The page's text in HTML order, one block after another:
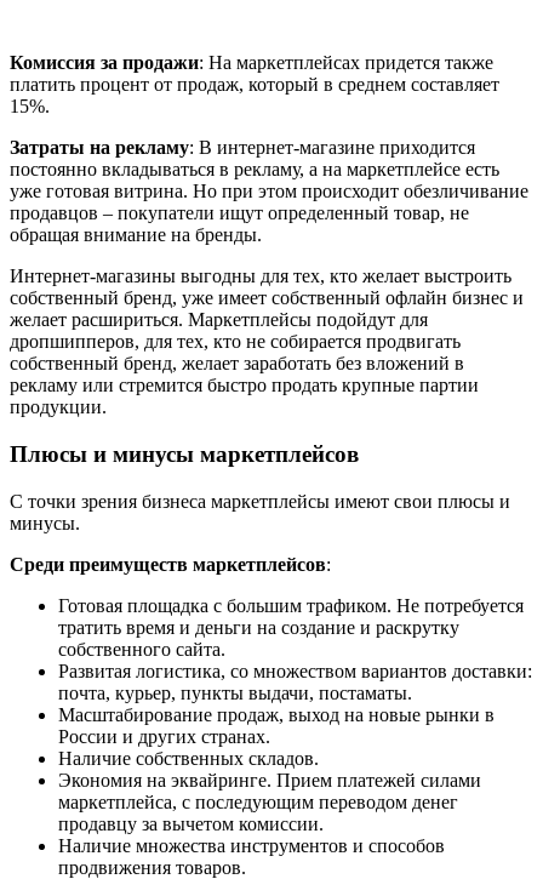
Комиссия за продажи: На маркетплейсах придется также
платить процент от продаж, который в среднем составляет
15%.
Затраты на рекламу: В интернет-магазине приходится
постоянно вкладываться в рекламу, а на маркетплейсе есть
уже готовая витрина. Но при этом происходит обезличивание
продавцов – покупатели ищут определенный товар, не
обращая внимание на бренды.
Интернет-магазины выгодны для тех, кто желает выстроить
собственный бренд, уже имеет собственный офлайн бизнес и
желает расшириться. Маркетплейсы подойдут для
дропшипперов, для тех, кто не собирается продвигать
собственный бренд, желает заработать без вложений в
рекламу или стремится быстро продать крупные партии
продукции.
Плюсы и минусы маркетплейсов
С точки зрения бизнеса маркетплейсы имеют свои плюсы и
минусы.
Среди преимуществ маркетплейсов:
Готовая площадка с большим трафиком. Не потребуется
тратить время и деньги на создание и раскрутку
собственного сайта.
Развитая логистика, со множеством вариантов доставки:
почта, курьер, пункты выдачи, постаматы.
Масштабирование продаж, выход на новые рынки в
России и других странах.
Наличие собственных складов.
Экономия на эквайринге. Прием платежей силами
маркетплейса, с последующим переводом денег
продавцу за вычетом комиссии.
Наличие множества инструментов и способов
продвижения товаров.